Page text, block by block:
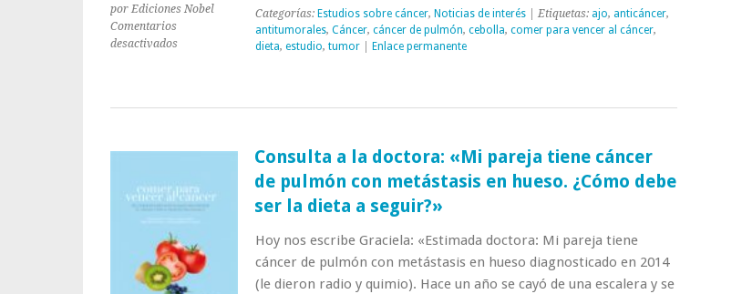
por Ediciones Nobel
Comentarios
desactivadosen
el
frente
de
pulmón
Categorías: Estudios sobre cáncer, Noticias de interés| Etiquetas: ajo, anticáncer,
antitumorales, Cáncer, cáncer de pulmón, cebolla, comer para vencer al cáncer,
dieta, estudio, tumor| Enlace permanente
Consulta a la doctora: «Mi pareja tiene cáncer
de pulmón con metástasis en hueso. ¿Cómo debe
ser la dieta a seguir?»
Hoy nos escribe Graciela: «Estimada doctora: Mi pareja tiene
cáncer de pulmón con metástasis en hueso diagnosticado en 2014
(le dieron radio y quimio). Hace un año se cayó de una escalera y se